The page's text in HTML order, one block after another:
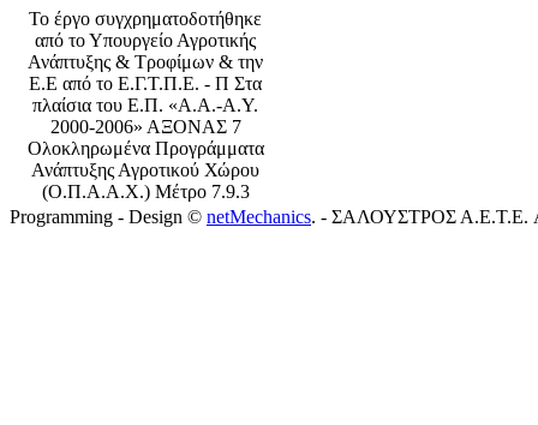
Το έργο συγχρηματοδοτήθηκε
από το Υπουργείο Αγροτικής
Ανάπτυξης & Τροφίμων & την
Ε.Ε από το Ε.Γ.Τ.Π.Ε. - Π Στα
πλαίσια του Ε.Π. «Α.Α.-Α.Υ.
2000-2006» ΑΞΟΝΑΣ 7
Ολοκληρωμένα Προγράμματα
Ανάπτυξης Αγροτικού Χώρου
(Ο.Π.Α.Α.Χ.) Μέτρο 7.9.3
Programming - Design © netMechanics. - ΣΑΛΟΥΣΤΡΟΣ Α.Ε.Τ.Ε.